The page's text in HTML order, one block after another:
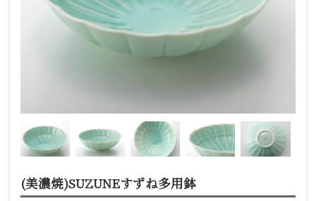
(美濃焼)SUZUNEすずね多用鉢